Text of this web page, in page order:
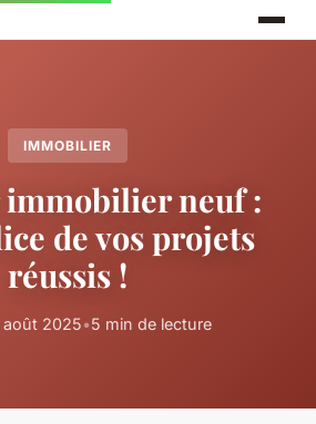
IMMOBILIER
neuf :
de vos projets
réussis !
août 2025•5 min de lecture